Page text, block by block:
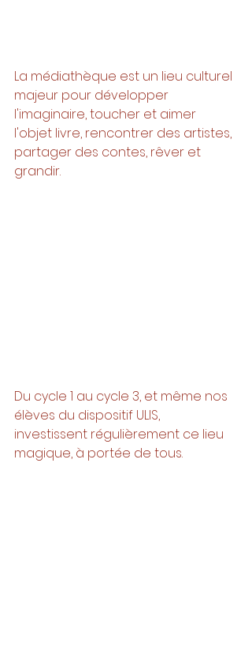
La médiathèque est un lieu culturel
majeur pour développer
l'imaginaire, toucher et aimer
l'objet livre, rencontrer des artistes,
partager des contes, rêver et
grandir.
Du cycle 1 au cycle 3, et même nos
élèves du dispositif ULIS,
investissent régulièrement ce lieu
magique, à portée de tous.